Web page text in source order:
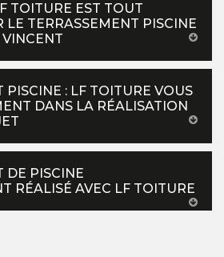
TOITURE EST TOUT
LE TERRASSEMENT PISCINE
PISCINE : LF TOITURE VOUS
DANS LA RÉALISATION
DE PISCINE
RÉALISÉ AVEC LF TOITURE